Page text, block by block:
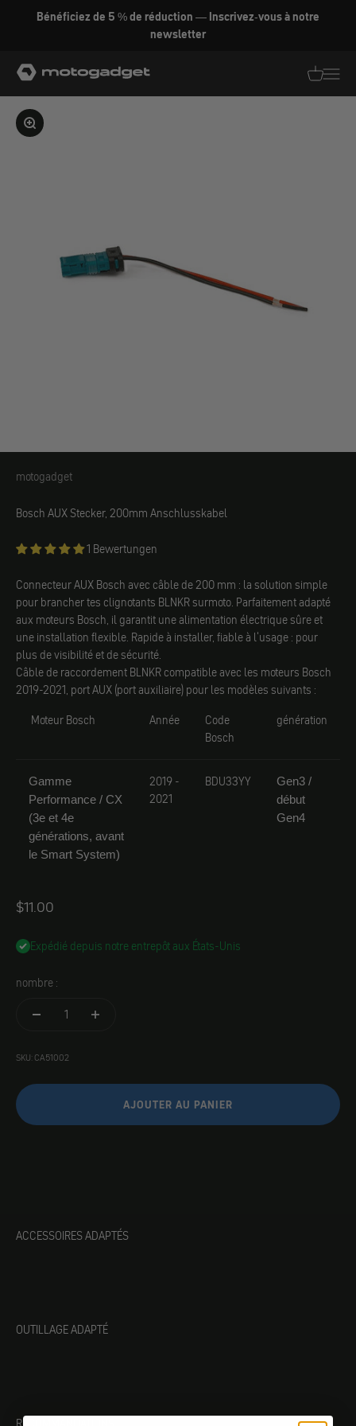
Aller au contenu
Bénéficiez de 5 % de réduction — Inscrivez-vous à notre
newsletter
motogadget GmbH
Agrandir l'image
motogadget
motogadget
Bosch AUX Stecker, 200mm Anschlusskabel
1 Bewertungen
Connecteur AUX Bosch avec câble de 200 mm : la solution simple
pour brancher tes clignotants BLNKR surmoto. Parfaitement adapté
aux moteurs Bosch, il garantit une alimentation électrique sûre et
une installation flexible. Rapide à installer, fiable à l'usage : pour
plus de visibilité et de sécurité.
Câble de raccordement BLNKR compatible avec les moteurs Bosch
2019-2021, port AUX (port auxiliaire) pour les modèles suivants :
Moteur Bosch
Année
Code
Bosch
génération
Gamme
Performance / CX
(3e et 4e
générations, avant
le Smart System)
2019 -
2021
BDU33YY
Gen3 /
début
Gen4
Angebot
$11.00
Expédié depuis notre entrepôt aux États-Unis
nombre :
SKU: CA51002
AJOUTER AU PANIER
ACCESSOIRES ADAPTÉS
OUTILLAGE ADAPTÉ